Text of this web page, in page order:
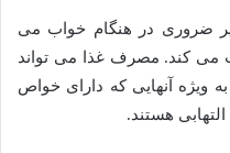
ضروری در هنگام خواب می
می کند. مصرف غذا می تواند
ویژه آنهایی که دارای خواص
هستند.